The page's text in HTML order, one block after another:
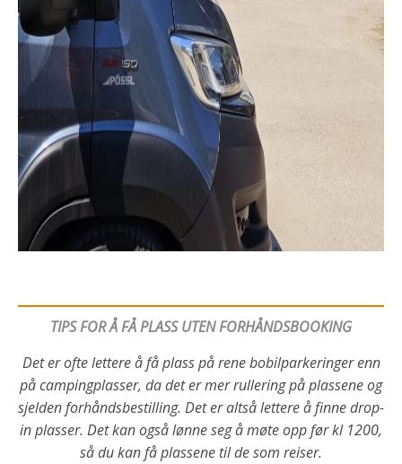
TIPS FOR Å FÅ PLASS UTEN FORHÅNDSBOOKING
Det er ofte lettere å få plass på rene bobilparkeringer enn
på campingplasser, da det er mer rullering på plassene og
sjelden forhåndsbestilling. Det er altså lettere å finne drop-
in plasser. Det kan også lønne seg å møte opp før kl 1200,
så du kan få plassene til de som reiser.